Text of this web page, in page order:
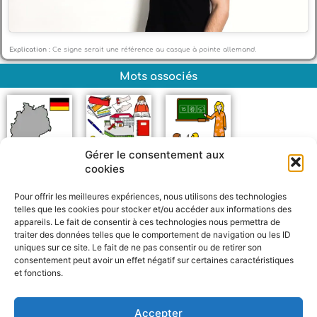
Gérer le consentement aux
cookies
Pour offrir les meilleures expériences, nous utilisons des technologies
telles que les cookies pour stocker et/ou accéder aux informations des
appareils. Le fait de consentir à ces technologies nous permettra de
traiter des données telles que le comportement de navigation ou les ID
uniques sur ce site. Le fait de ne pas consentir ou de retirer son
consentement peut avoir un effet négatif sur certaines caractéristiques
et fonctions.
Accepter
Explication : Ce signe serait une référence au casque à pointe allemand.
Mots associés
École
a
h
e
s
a